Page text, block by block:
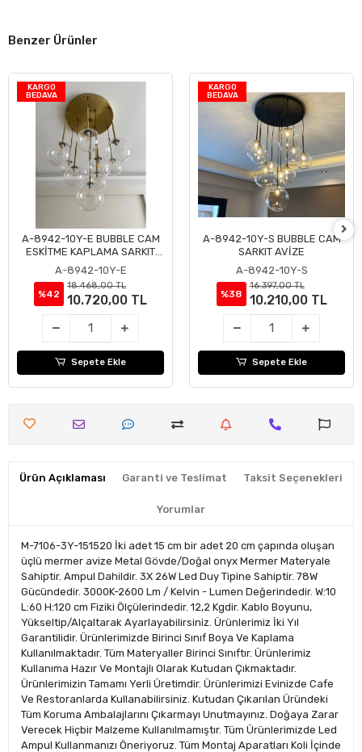
Benzer Ürünler
KARGO
BEDAVA
Sepete Ekle
A-8942-10Y-E BUBBLE CAM
ESKİTME KAPLAMA SARKIT
AVİZE
A-8942-10Y-E
%42
18.468,00 TL
10.720,00 TL
Sepete Ekle
KARGO
BEDAVA
Sepete Ekle
A-8942-10Y-S BUBBLE CAM
SARKIT AVİZE
A-8942-10Y-S
%38
16.397,00 TL
10.210,00 TL
Sepete Ekle
Ürün Açıklaması Garanti ve Teslimat Taksit Seçenekleri
Yorumlar
M-7106-3Y-151520 İki adet 15 cm bir adet 20 cm çapında oluşan
üçlü mermer avize Metal Gövde/Doğal onyx Mermer Materyale
Sahiptir. Ampul Dahildir. 3X 26W Led Duy Tipine Sahiptir. 78W
Gücündedir. 3000K-2600 Lm / Kelvin - Lumen Değerindedir. W:10
L:60 H:120 cm Fiziki Ölçülerindedir. 12,2 Kgdir. Kablo Boyunu,
Yükseltip/Alçaltarak Ayarlayabilirsiniz. Ürünlerimiz İki Yıl
Garantilidir. Ürünlerimizde Birinci Sınıf Boya Ve Kaplama
Kullanılmaktadır. Tüm Materyaller Birinci Sınıftır. Ürünlerimiz
Kullanıma Hazır Ve Montajlı Olarak Kutudan Çıkmaktadır.
Ürünlerimizin Tamamı Yerli Üretimdir. Ürünlerimizi Evinizde Cafe
Ve Restoranlarda Kullanabilirsiniz. Kutudan Çıkarılan Üründeki
Tüm Koruma Ambalajlarını Çıkarmayı Unutmayınız. Doğaya Zarar
Verecek Hiçbir Malzeme Kullanılmamıştır. Tüm Ürünlerimizde Led
Ampul Kullanmanızı Öneriyoruz. Tüm Montaj Aparatları Koli İçinde